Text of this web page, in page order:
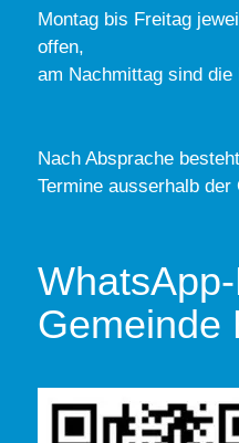
Montag bis Freitag
offen,
am Nachmittag sind
Nach Absprache
Termine ausserhalb der
WhatsApp-
Gemeinde